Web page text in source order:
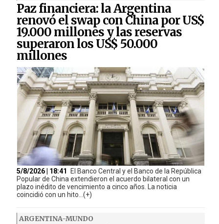
Paz financiera: la Argentina
renovó el swap con China por US$
19.000 millones y las reservas
superaron los US$ 50.000
millones
5/8/2026 | 18:41
El Banco Central y el Banco de la República
Popular de China extendieron el acuerdo bilateral con un
plazo inédito de vencimiento a cinco años. La noticia
coincidió con un hito...(+)
ARGENTINA-MUNDO